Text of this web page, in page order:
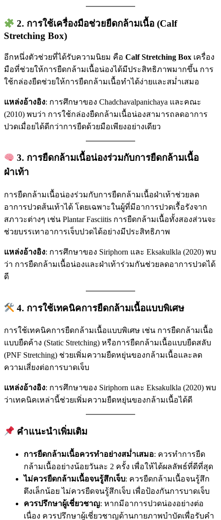
2. การใช้เครื่องมือช่วยยืดกล้ามเนื้อ (Calf
Stretching Box)
อีกหนึ่งตัวช่วยที่ได้รับความนิยม คือ Calf Stretching Box เครื่อง
มือที่ช่วยให้การยืดกล้ามเนื้อน่องได้มีประสิทธิภาพมากขึ้น การ
ใช้กล่องยืดช่วยให้การยืดกล้ามเนื้อทำได้ง่ายและสม่ำเสมอ
แหล่งอ้างอิง: การศึกษาของ Chadchavalpanichaya และคณะ
(2010) พบว่า การใช้กล่องยืดกล้ามเนื้อน่องสามารถลดอาการ
ปวดเมื่อยได้ดีกว่าการยืดด้วยมือเพียงอย่างเดียว
3. การยืดกล้ามเนื้อน่องร่วมกับการยืดกล้ามเนื้อ
ฝ่าเท้า
การยืดกล้ามเนื้อน่องร่วมกับการยืดกล้ามเนื้อฝ่าเท้าช่วยลด
อาการปวดส้นเท้าได้ โดยเฉพาะในผู้ที่มีอาการปวดเรื้อรังจาก
สภาวะต่างๆ เช่น Plantar Fasciitis การยืดกล้ามเนื้อทั้งสองส่วนจะ
ช่วยบรรเทาอาการเจ็บปวดได้อย่างมีประสิทธิภาพ
แหล่งอ้างอิง: การศึกษาของ Siriphorn และ Eksakulkla (2020) พบ
ว่า การยืดกล้ามเนื้อน่องและฝ่าเท้าร่วมกันช่วยลดอาการปวดได้
ดี
4. การใช้เทคนิคการยืดกล้ามเนื้อแบบพิเศษ
การใช้เทคนิคการยืดกล้ามเนื้อแบบพิเศษ เช่น การยืดกล้ามเนื้อ
แบบยืดค้าง (Static Stretching) หรือการยืดกล้ามเนื้อแบบยืดสลับ
(PNF Stretching) ช่วยเพิ่มความยืดหยุ่นของกล้ามเนื้อและลด
ความเสี่ยงต่อการบาดเจ็บ
แหล่งอ้างอิง: การศึกษาของ Siriphorn และ Eksakulkla (2020) พบ
ว่าเทคนิคเหล่านี้ช่วยเพิ่มความยืดหยุ่นของกล้ามเนื้อได้ดี
คำแนะนำเพิ่มเติม
การยืดกล้ามเนื้อควรทำอย่างสม่ำเสมอ: ควรทำการยืด
กล้ามเนื้ออย่างน้อยวันละ 2 ครั้ง เพื่อให้ได้ผลลัพธ์ที่ดีที่สุด
ไม่ควรยืดกล้ามเนื้อจนรู้สึกเจ็บ: ควรยืดกล้ามเนื้อจนรู้สึก
ตึงเล็กน้อย ไม่ควรยืดจนรู้สึกเจ็บ เพื่อป้องกันการบาดเจ็บ
ควรปรึกษาผู้เชี่ยวชาญ: หากมีอาการปวดน่องอย่างต่อ
เนื่อง ควรปรึกษาผู้เชี่ยวชาญด้านกายภาพบำบัดเพื่อรับคำ